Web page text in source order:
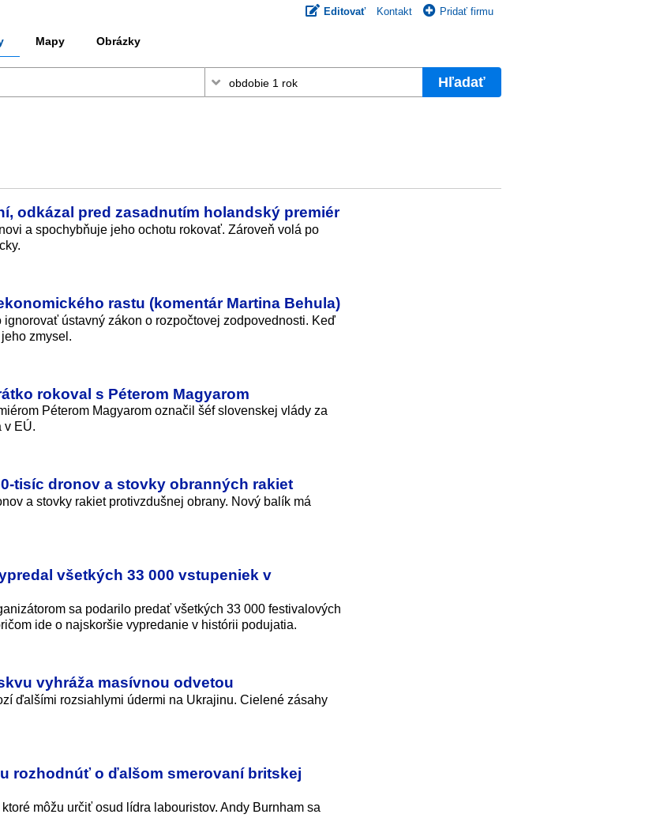
Editovať Kontakt Pridať firmu
Mapy Obrázky
Hľadať
odkázal pred zasadnutím holandský premiér
a spochybňuje jeho ochotu rokovať. Zároveň volá po
rastu (komentár Martina Behula)
ústavný zákon o rozpočtovej zodpovednosti. Keď
zmysel.
rokoval s Péterom Magyarom
Péterom Magyarom označil šéf slovenskej vlády za
v EÚ.
tisíc dronov a stovky obranných rakiet
a stovky rakiet protivzdušnej obrany. Nový balík má
všetkých 33 000 vstupeniek v
sa podarilo predať všetkých 33 000 festivalových
ide o najskoršie vypredanie v histórii podujatia.
vyhráža masívnou odvetou
ďalšími rozsiahlymi údermi na Ukrajinu. Cielené zásahy
rozhodnúť o ďalšom smerovaní britskej
môžu určiť osud lídra labouristov. Andy Burnham sa